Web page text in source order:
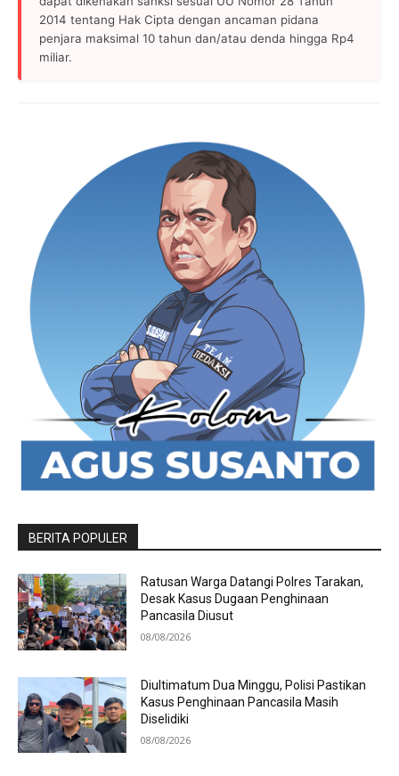
2014 tentang Hak Cipta dengan ancaman pidana
penjara maksimal 10 tahun dan/atau denda hingga Rp4
miliar.
BERITA POPULER
Ratusan Warga Datangi Polres Tarakan,
Desak Kasus Dugaan Penghinaan
Pancasila Diusut
08/08/2026
Diultimatum Dua Minggu, Polisi Pastikan
Kasus Penghinaan Pancasila Masih
Diselidiki
08/08/2026